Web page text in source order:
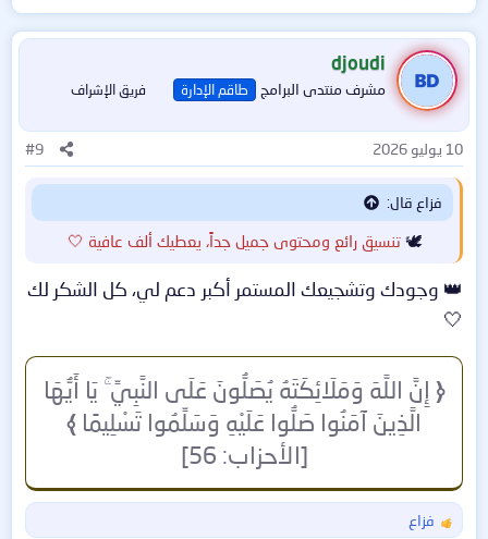
ل
ت
ف
ا
ع
ا
ت
:
djoudi
مشرف منتدى البرامج طاقم الإدارة فريق الإشراف
10 يوليو 2026 #9
فزاع قال:
🕊️ تنسيق رائع ومحتوى جميل جداً، يعطيك ألف عافية 🤍
👑 وجودك وتشجيعك المستمر أكبر دعم لي، كل الشكر لك
🤍
﴿ إِنَّ اللَّهَ وَمَلَائِكَتَهُ يُصَلُّونَ عَلَى النَّبِيِّ ۚ يَا أَيُّهَا
الَّذِينَ آمَنُوا صَلُّوا عَلَيْهِ وَسَلِّمُوا تَسْلِيمًا﴾
[الأحزاب: 56]
فزاع